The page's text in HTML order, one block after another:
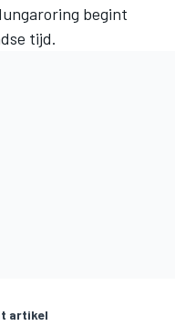
begint
tijd.
artikel